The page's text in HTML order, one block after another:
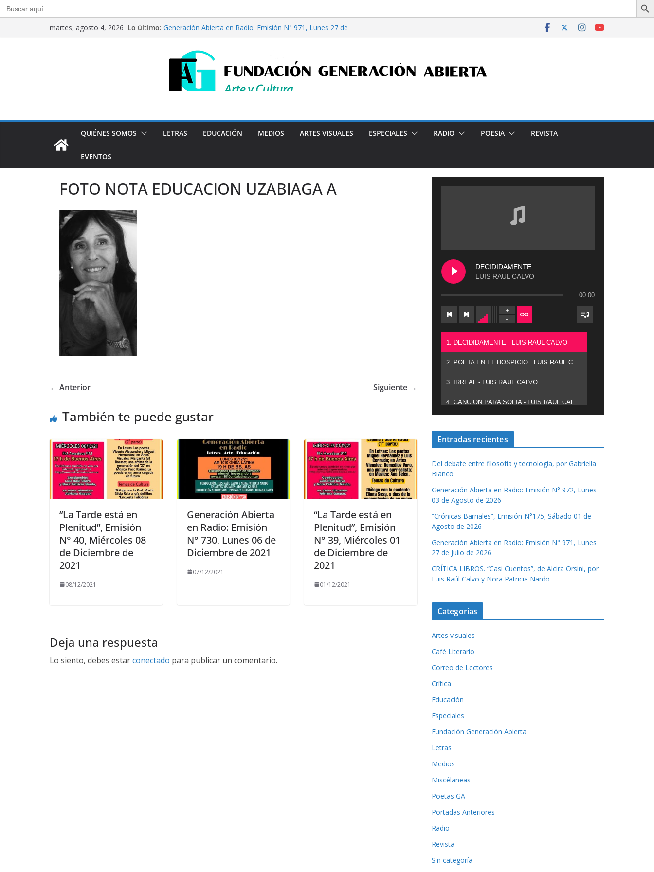
Buscar:
martes, agosto 4, 2026 Lo último: Generación Abierta en Radio: Emisión N° 971, Lunes 27 de
Raúl Calvo y Nora Patricia Nardo
Del debate entre filosofía y tecnología, por Gabriella Bianco
Generación Abierta en Radio: Emisión N° 972, Lunes 03 de
Agosto de 2026
QUIÉNES SOMOS LETRAS EDUCACIÓN MEDIOS ARTES VISUALES ESPECIALES RADIO POESIA REVISTA
EVENTOS
FOTO NOTA EDUCACION UZABIAGA A
← Anterior Siguiente →
También te puede gustar
“La Tarde está en
Plenitud”, Emisión
N° 40, Miércoles 08
de Diciembre de
2021
08/12/2021
Generación Abierta
en Radio: Emisión
N° 730, Lunes 06 de
Diciembre de 2021
07/12/2021
“La Tarde está en
Plenitud”, Emisión
N° 39, Miércoles 01
de Diciembre de
2021
01/12/2021
Deja una respuesta
Lo siento, debes estarconectado para publicar un comentario.
DECIDIDAMENTE
LUIS RAÚL CALVO
00:00
1. DECIDIDAMENTE - LUIS RAÚL CALVO
2. POETA EN EL HOSPICIO - LUIS RAÚL CALVO
3. IRREAL - LUIS RAÚL CALVO
Entradas recientes
Del debate entre filosofía y tecnología, por Gabriella
Bianco
Generación Abierta en Radio: Emisión N° 972, Lunes
03 de Agosto de 2026
“Crónicas Barriales”, Emisión N°175, Sábado 01 de
Agosto de 2026
Generación Abierta en Radio: Emisión N° 971, Lunes
27 de Julio de 2026
CRÍTICA LIBROS. “Casi Cuentos”, de Alcira Orsini, por
Luis Raúl Calvo y Nora Patricia Nardo
Categorías
Artes visuales
Café Literario
Correo de Lectores
Crítica
Educación
Especiales
Fundación Generación Abierta
Letras
Medios
Miscélaneas
Poetas GA
Portadas Anteriores
Radio
Revista
Sin categoría